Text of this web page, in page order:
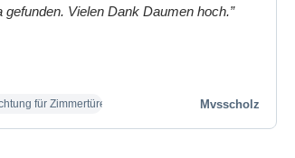
dieser Firma gefunden. Vielen Dank Daumen hoch.”
für Zimmertüren weiß. Mvsscholz